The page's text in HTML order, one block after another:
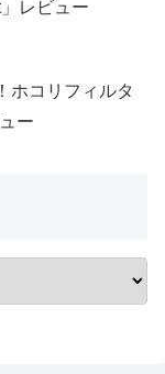
レビュー
ホコリフィルタ
ー